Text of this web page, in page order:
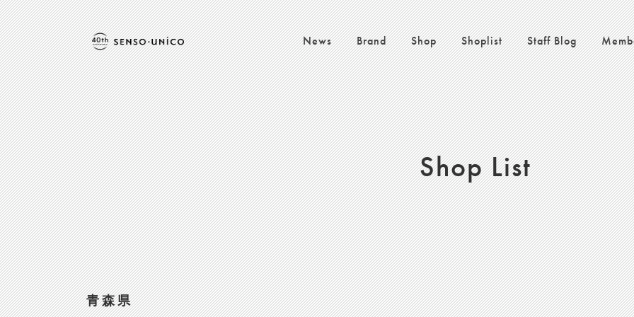
News Brand Shop Shoplist Staff Blog
Shop List
青森県